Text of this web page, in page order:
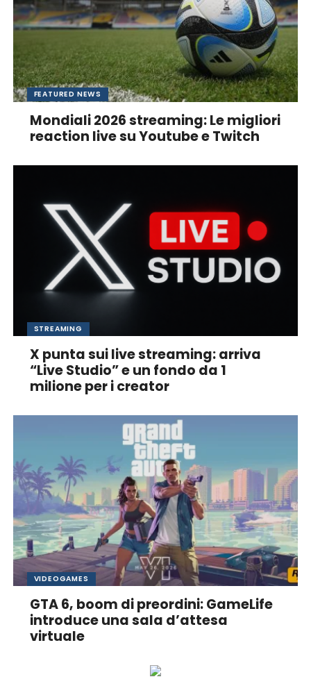
FEATURED NEWS
Mondiali 2026 streaming: Le migliori
reaction live su Youtube e Twitch
STREAMING
X punta sui live streaming: arriva
“Live Studio” e un fondo da 1
milione per i creator
VIDEOGAMES
GTA 6, boom di preordini: GameLife
introduce una sala d’attesa
virtuale